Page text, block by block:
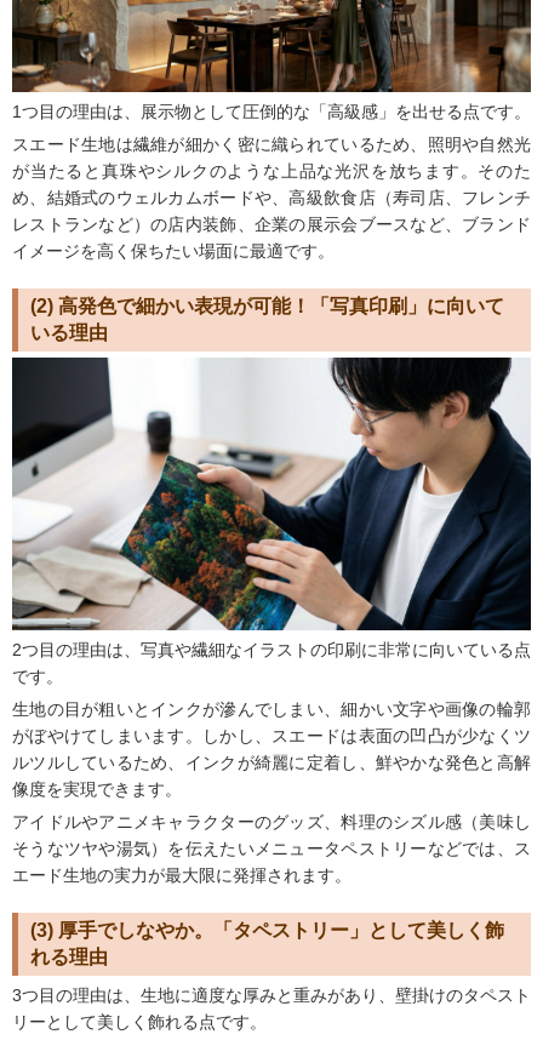
1つ目の理由は、展示物として圧倒的な「高級感」を出せる点です。
スエード生地は繊維が細かく密に織られているため、照明や自然光
が当たると真珠やシルクのような上品な光沢を放ちます。そのた
め、結婚式のウェルカムボードや、高級飲食店（寿司店、フレンチ
レストランなど）の店内装飾、企業の展示会ブースなど、ブランド
イメージを高く保ちたい場面に最適です。
(2) 高発色で細かい表現が可能！「写真印刷」に向いて
いる理由
2つ目の理由は、写真や繊細なイラストの印刷に非常に向いている点
です。
生地の目が粗いとインクが滲んでしまい、細かい文字や画像の輪郭
がぼやけてしまいます。しかし、スエードは表面の凹凸が少なくツ
ルツルしているため、インクが綺麗に定着し、鮮やかな発色と高解
像度を実現できます。
アイドルやアニメキャラクターのグッズ、料理のシズル感（美味し
そうなツヤや湯気）を伝えたいメニュータペストリーなどでは、ス
エード生地の実力が最大限に発揮されます。
(3) 厚手でしなやか。「タペストリー」として美しく飾
れる理由
3つ目の理由は、生地に適度な厚みと重みがあり、壁掛けのタペスト
リーとして美しく飾れる点です。